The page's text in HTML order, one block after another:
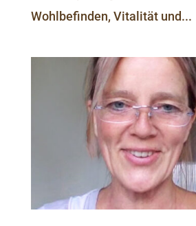
Wohlbefinden, Vitalität und...